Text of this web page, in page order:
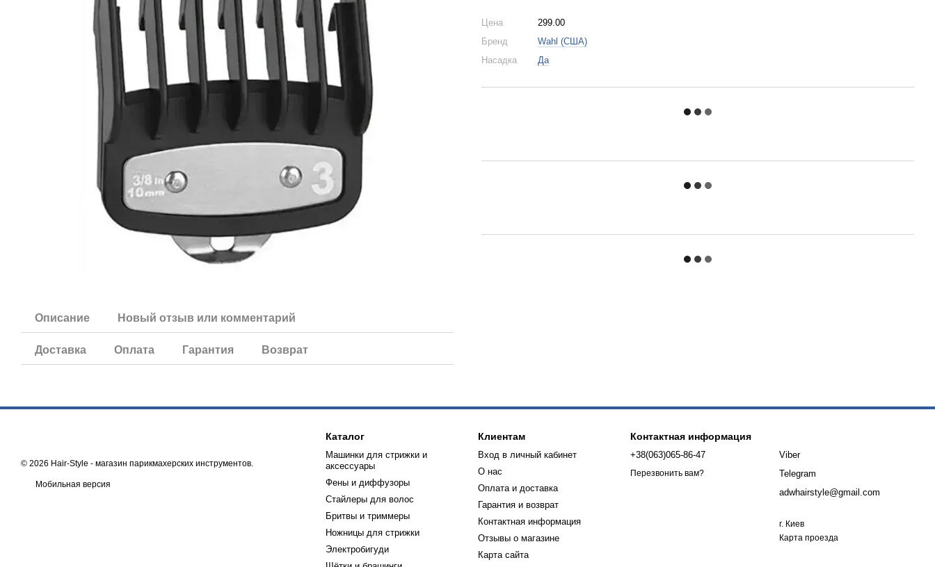
Описание Новый отзыв или комментарий
Доставка Оплата Гарантия Возврат
Цена
299.00
Бренд
Wahl (США)
Насадка
Да
© 2026 Hair-Style - магазин парикмахерских инструментов.
Мобильная версия
Каталог
Машинки для стрижки и
аксессуары
Фены и диффузоры
Стайлеры для волос
Бритвы и триммеры
Ножницы для стрижки
Электробигуди
Клиентам
Вход в личный кабинет
О нас
Оплата и доставка
Гарантия и возврат
Контактная информация
Отзывы о магазине
Карта сайта
Контактная информация
+38(063)065-86-47
Перезвонить вам?
Viber
Telegram
adwhairstyle@gmail.com
г. Киев
Карта проезда